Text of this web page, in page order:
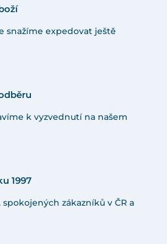
snažíme expedovat ještě
k vyzvednutí na našem
1997
spokojených zákazníků v ČR a